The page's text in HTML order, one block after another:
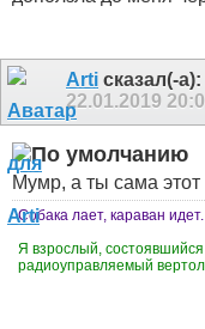
Arti сказал(-а):
22.01.2019
Мумр, а ты сама
Собака лает, караван идет.
Я взрослый, состоявшийся
радиоуправляемый